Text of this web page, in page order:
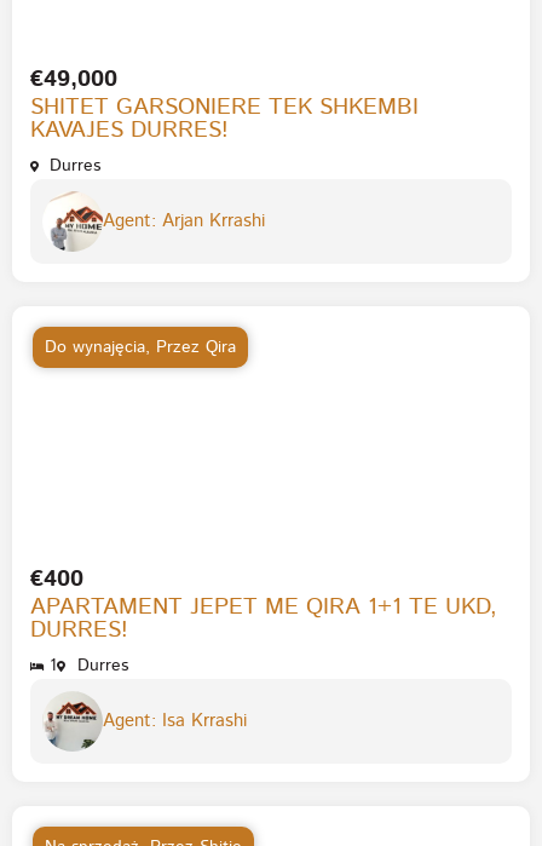
€49,000
SHITET GARSONIERE TEK SHKEMBI
KAVAJES DURRES!
Durres
Agent: Arjan Krrashi
Do wynajęcia, Przez Qira
€400
APARTAMENT JEPET ME QIRA 1+1 TE UKD,
DURRES!
1 Durres
Agent: Isa Krrashi